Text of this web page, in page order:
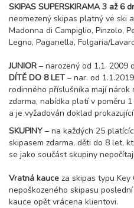
SKIPAS SUPERSKIRAMA 3 až 6
neomezený skipas platný ve ski
Madonna di Campiglio, Pinzolo,
Legno, Paganella, Folgaria/
JUNIOR – narozený od 1.1. 2009
DÍTĚ DO 8 LET – nar. od
rodinného příslušníka mají
zdarma, nabídka platí v poměru
a je vyžadován doklad
SKUPINY – na každých 25
skipasem zdarma, děti do 8 let,
se jako součást skupiny
Vratná kauce za skipas typu
nepoškozeného skipasu
kauce opět vrácena klientovi.